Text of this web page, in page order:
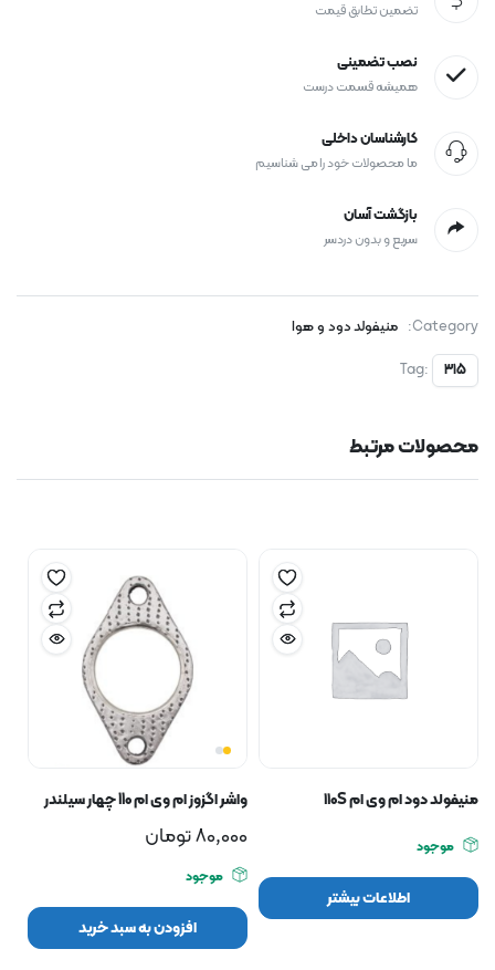
تضمین تطابق قیمت
نصب تضمینی
همیشه قسمت درست
کارشناسان داخلی
ما محصولات خود را می شناسیم
بازگشت آسان
سریع و بدون دردسر
Category:
منیفولد دود و هوا
Tag:
315
محصولات مرتبط
منیفولد دود ام وی ام ۱۱۰S
موجود
اطلاعات بیشتر
واشر اگزوز ام وی ام 110 چهار سیلندر
80,000تومان
موجود
افزودن به سبد خرید